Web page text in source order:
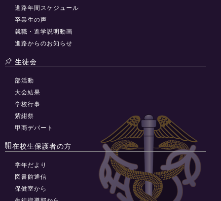
進路年間スケジュール
卒業生の声
就職・進学説明動画
進路からのお知らせ
生徒会
部活動
大会結果
学校行事
紫紺祭
甲商デパート
在校生保護者の方
学年だより
図書館通信
保健室から